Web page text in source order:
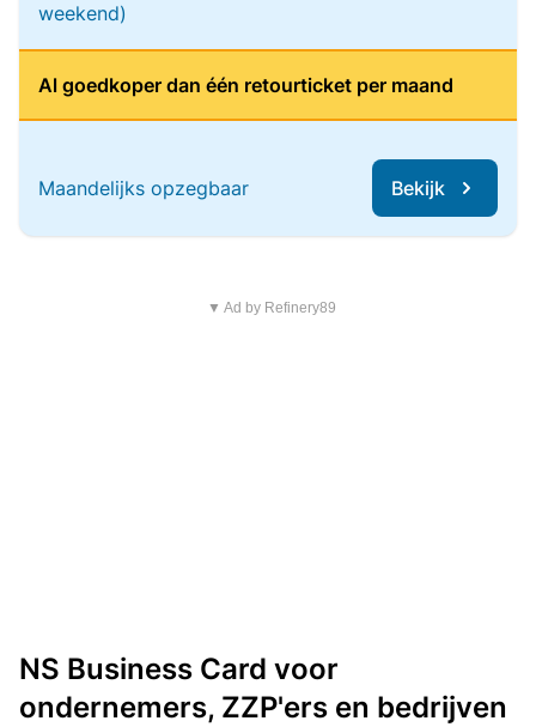
weekend)
Al goedkoper dan één retourticket per maand
Maandelijks opzegbaar Bekijk
▼ Ad by Refinery89
NS Business Card voor
ondernemers, ZZP'ers en bedrijven